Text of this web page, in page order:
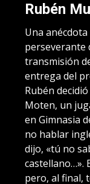
Rubén
Una
perseverante
transmisión
entrega del
Rubén
Moten, un
en Gimnasia
no hablar
dijo, «tú no
castellano…».
pero, al final,